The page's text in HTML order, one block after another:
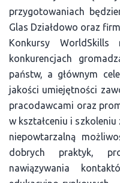
przygotowaniach
Glas Działdowo oraz
Konkursy WorldSkills
konkurencjach
państw, a głównym
jakości umiejętności
pracodawcami oraz
w kształceniu i
niepowtarzalną
dobrych praktyk,
nawiązywania